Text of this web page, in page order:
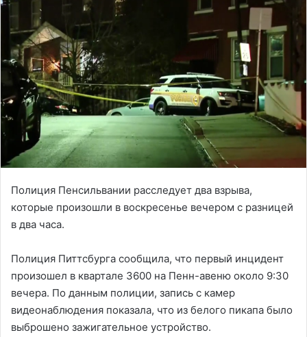
Полиция Пенсильвании расследует два взрыва,
которые произошли в воскресенье вечером с разницей
в два часа.
Полиция Питтсбурга сообщила, что первый инцидент
произошел в квартале 3600 на Пенн-авеню около 9:30
вечера. По данным полиции, запись с камер
видеонаблюдения показала, что из белого пикапа было
выброшено зажигательное устройство.